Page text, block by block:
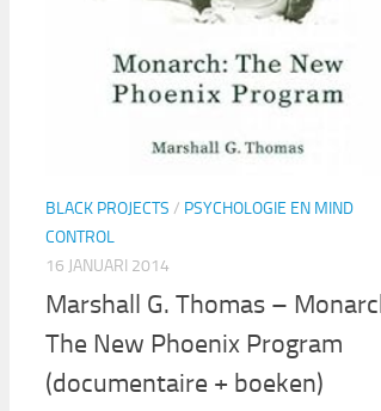
BLACK PROJECTS / PSYCHOLOGIE EN MIND
CONTROL
16 JANUARI 2014
Marshall G. Thomas –
The New Phoenix Program
(documentaire + boeken)